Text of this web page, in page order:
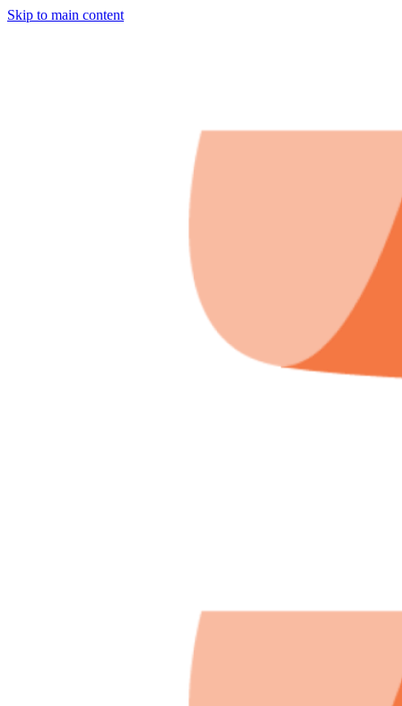
Skip to main content